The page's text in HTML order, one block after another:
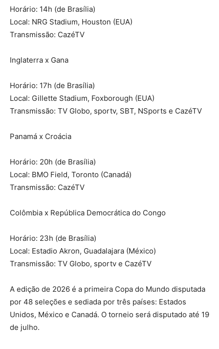
Horário: 14h (de Brasília)
Local: NRG Stadium, Houston (EUA)
Transmissão: CazéTV
Inglaterra x Gana
Horário: 17h (de Brasília)
Local: Gillette Stadium, Foxborough (EUA)
Transmissão: TV Globo, sportv, SBT, NSports e CazéTV
Panamá x Croácia
Horário: 20h (de Brasília)
Local: BMO Field, Toronto (Canadá)
Transmissão: CazéTV
Colômbia x República Democrática do Congo
Horário: 23h (de Brasília)
Local: Estadio Akron, Guadalajara (México)
Transmissão: TV Globo, sportv e CazéTV
A edição de 2026 é a primeira Copa do Mundo disputada
por 48 seleções e sediada por três países: Estados
Unidos, México e Canadá. O torneio será disputado até 19
de julho.